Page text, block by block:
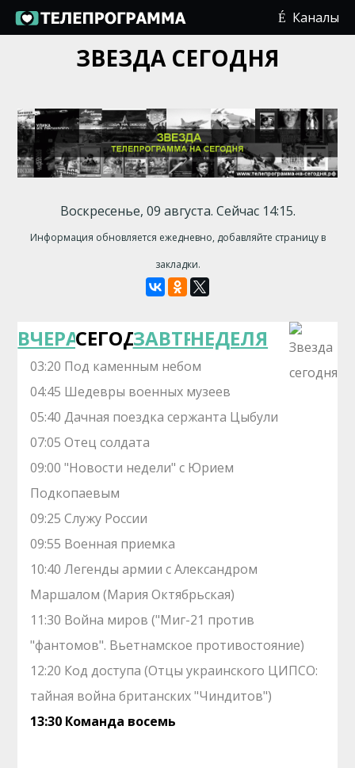
Каналы
ЗВЕЗДА СЕГОДНЯ
Воскресенье, 09 августа. Сейчас 14:15.
Информация обновляется ежедневно, добавляйте страницу в
закладки.
ВЧЕРАСЕГОДНЯЗАВТРАНЕДЕЛЯ
03:20 Под каменным небом
04:45 Шедевры военных музеев
05:40 Дачная поездка сержанта Цыбули
07:05 Отец солдата
09:00 "Новоcти недели" с Юриeм
Подкопаевым
09:25 Служу России
09:55 Военная приемка
10:40 Легенды армии с Александром
Маршалом (Мария Октябрьская)
11:30 Война миров ("Миг-21 против
"фантомов". Вьетнамское противостояние)
12:20 Код доступа (Отцы украинского ЦИПСО:
тайная война британских "Чиндитов")
13:30 Команда восемь